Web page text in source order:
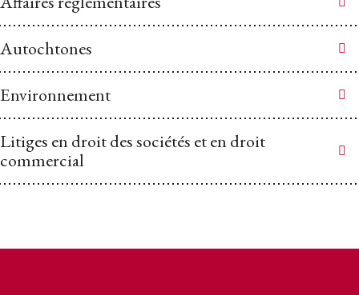
Autochtones
Environnement
Litiges en droit des sociétés et en droit
commercial